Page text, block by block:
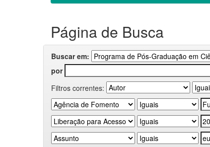
Página de Busca
Buscar em:
por
Filtros correntes: